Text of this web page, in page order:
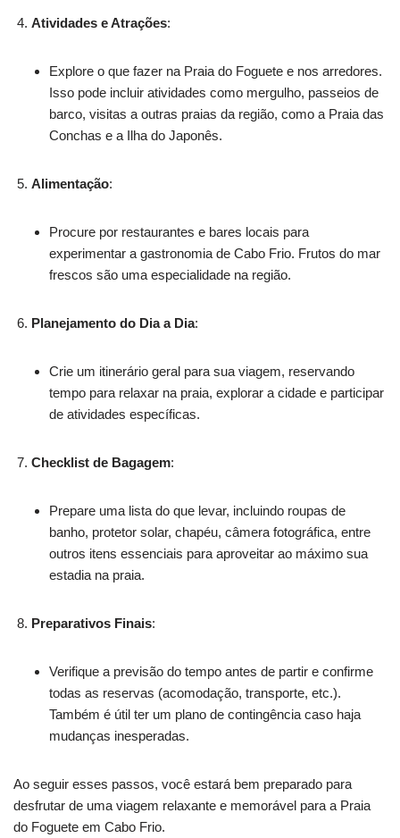
Atividades e Atrações:
Explore o que fazer na Praia do Foguete e nos arredores.
Isso pode incluir atividades como mergulho, passeios de
barco, visitas a outras praias da região, como a Praia das
Conchas e a Ilha do Japonês.
Alimentação:
Procure por restaurantes e bares locais para
experimentar a gastronomia de Cabo Frio. Frutos do mar
frescos são uma especialidade na região.
Planejamento do Dia a Dia:
Crie um itinerário geral para sua viagem, reservando
tempo para relaxar na praia, explorar a cidade e participar
de atividades específicas.
Checklist de Bagagem:
Prepare uma lista do que levar, incluindo roupas de
banho, protetor solar, chapéu, câmera fotográfica, entre
outros itens essenciais para aproveitar ao máximo sua
estadia na praia.
Preparativos Finais:
Verifique a previsão do tempo antes de partir e confirme
todas as reservas (acomodação, transporte, etc.).
Também é útil ter um plano de contingência caso haja
mudanças inesperadas.
Ao seguir esses passos, você estará bem preparado para
desfrutar de uma viagem relaxante e memorável para a Praia
do Foguete em Cabo Frio.